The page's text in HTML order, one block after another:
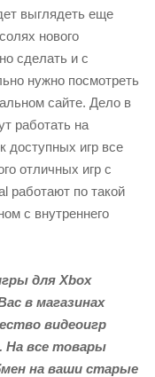
выглядеть еще
нового
сделать и с
нужно посмотреть
сайте. Дело в
работать на
доступных игр все
отличных игр с
работают по такой
с внутреннего
для Xbox
в магазинах
видеоигр
На все товары
на ваши старые